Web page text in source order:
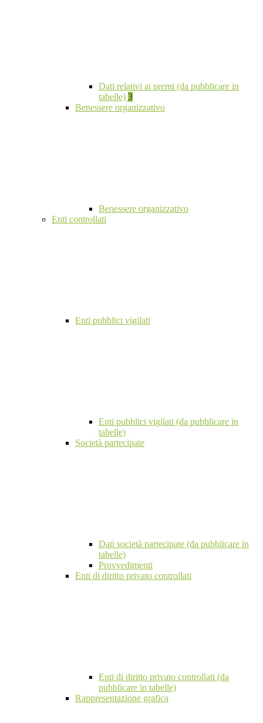
Dati relativi ai premi (da pubblicare in
tabelle) 3
Benessere organizzativo
Benessere organizzativo
Enti controllati
Enti pubblici vigilati
Enti pubblici vigilati (da pubblicare in
tabelle)
Società partecipate
Dati società partecipate (da pubblicare in
tabelle)
Provvedimenti
Enti di diritto privato controllati
Enti di diritto privato controllati (da
pubblicare in tabelle)
Rappresentazione grafica